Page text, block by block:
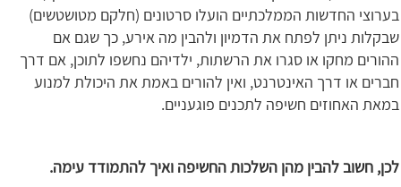
בערוצי החדשות הממלכתיים הועלו סרטונים (חלקם מטושטשים)
שבקלות ניתן לפתח את הדמיון ולהבין מה אירע, כך שגם אם
ההורים מחקו או סגרו את הרשתות, ילדיהם נחשפו לתוכן, אם דרך
חברים או דרך האינטרנט, ואין להורים באמת את היכולת למנוע
במאת האחוזים חשיפה לתכנים פוגעניים.
לכן, חשוב להבין מהן השלכות החשיפה ואיך להתמודד עימה.